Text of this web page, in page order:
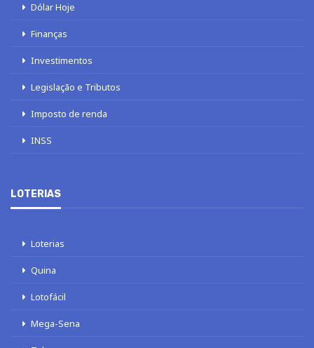
Dólar Hoje
Finanças
Investimentos
Legislação e Tributos
Imposto de renda
INSS
LOTERIAS
Loterias
Quina
Lotofácil
Mega-Sena